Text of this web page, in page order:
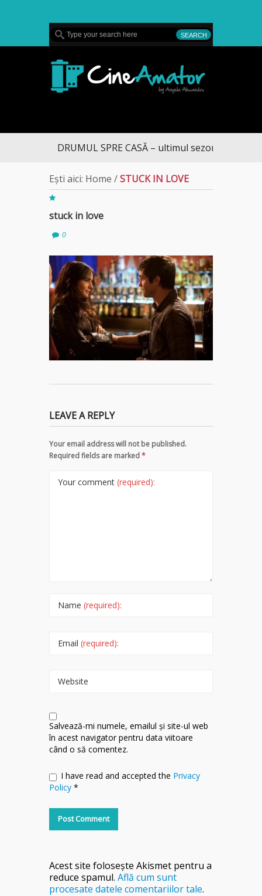
DRUMUL SPRE CASĂ – ultimul sezon te aduce la
Ești aici: Home /STUCK IN LOVE
stuck in love
0
LEAVE A REPLY
Your email address will not be published.
Required fields are marked*
Your comment (required):
Name (required):
Email (required):
Website
Salvează-mi numele, emailul și site-ul web
în acest navigator pentru data viitoare
când o să comentez.
I have read and accepted the Privacy
Policy *
Acest site folosește Akismet pentru a
reduce spamul. Află cum sunt
procesate datele comentariilor tale.